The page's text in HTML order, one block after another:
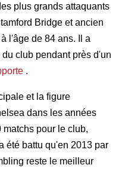
plus grands attaquants
Bridge et ancien
l'âge de 84 ans. Il a
club pendant près d'un
.
et la figure
dans les années
matchs pour le club,
été battu qu'en 2013 par
reste le meilleur